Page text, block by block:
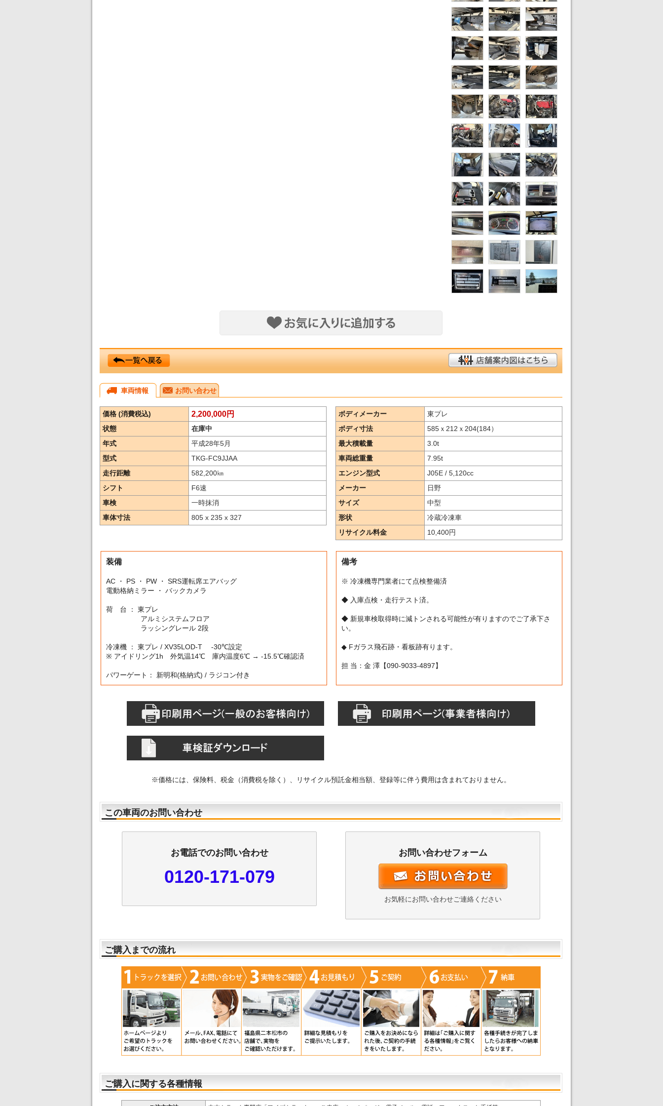
車両情報 お問い合わせ
価格 (消費税込) 2,200,000円
状態
在庫中
年式
平成28年5月
型式
TKG-FC9JJAA
走行距離
582,200㎞
シフト
F6速
車検
一時抹消
車体寸法
805 x 235 x 327
ボディメーカー
東プレ
ボディ寸法
585ｘ212ｘ204(184）
最大積載量
3.0t
車両総重量
7.95t
エンジン型式
J05E / 5,120cc
メーカー
日野
サイズ
中型
形状
冷蔵冷凍車
リサイクル料金
10,400円
装備
AC ・ PS ・ PW ・ SRS運転席エアバッグ
電動格納ミラー ・ バックカメラ
荷 台 ： 東プレ
アルミシステムフロア
ラッシングレール 2段
冷凍機 ： 東プレ / XV35LOD-T -30℃設定
※ アイドリング1h 外気温14℃ 庫内温度6℃ → -15.5℃確認済
パワーゲート： 新明和(格納式) / ラジコン付き
備考
※ 冷凍機専門業者にて点検整備済
◆ 入庫点検・走行テスト済。
◆ 新規車検取得時に減トンされる可能性が有りますのでご了承下さ
い。
◆ Fガラス飛石跡・看板跡有ります。
担 当：金 澤【090-9033-4897】
※価格には、保険料、税金（消費税を除く）、リサイクル預託金相当額、登録等に伴う費用は含まれておりません。
この車両のお問い合わせ
お電話でのお問い合わせ
0120-171-079
お問い合わせフォーム
お気軽にお問い合わせご連絡ください
ご購入までの流れ
ご購入に関する各種情報